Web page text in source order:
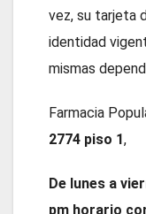
vez, su tarjeta
identidad
mismas
Farmacia
2774 piso 1,
De lunes a
pm horario